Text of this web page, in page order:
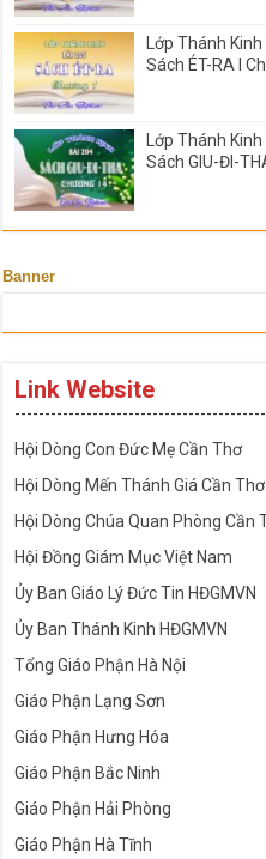
Lớp Thánh
Sách ÉT-RA I
Lớp Thánh
Sách GIU-ĐI-
Banner
Link Website
Hội Dòng Con Đức Mẹ Cần Thơ
Hội Dòng Mến Thánh Giá Cần Thơ
Hội Dòng Chúa Quan Phòng Cần
Hội Đồng Giám Mục Việt Nam
Ủy Ban Giáo Lý Đức Tin HĐGMVN
Ủy Ban Thánh Kinh HĐGMVN
Tổng Giáo Phận Hà Nội
Giáo Phận Lạng Sơn
Giáo Phận Hưng Hóa
Giáo Phận Bắc Ninh
Giáo Phận Hải Phòng
Giáo Phận Hà Tĩnh